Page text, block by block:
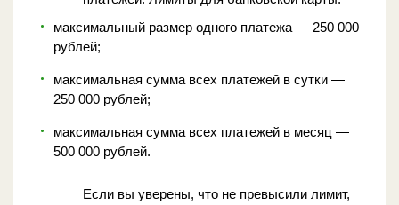
максимальный размер одного платежа — 250 000
рублей;
максимальная сумма всех платежей в сутки —
250 000 рублей;
максимальная сумма всех платежей в месяц —
500 000 рублей.
Если вы уверены, что не превысили лимит,